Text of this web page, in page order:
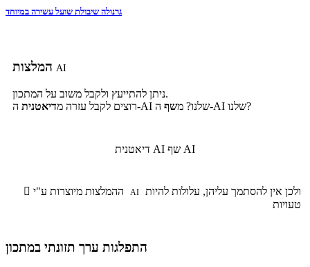
גרנולה שיבולת שועל עשירה במיוחד
AI
ניתן להתייעץ ולקבל משוב על המתכון.
רוצים לקבל עזרה מדיאטנית ה-AI שלנו? משף ה-AI שלנו?
דיאטנית AI שף AI
 AI
טעויות
התפלגות ערך תזונתי במתכון